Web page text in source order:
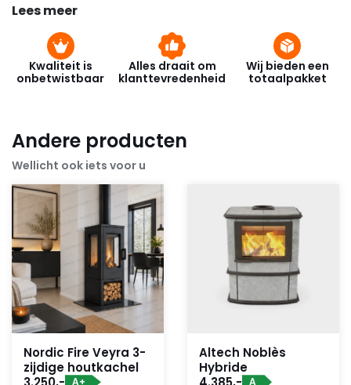
Lees meer
Kwaliteit is
onbetwistbaar
Alles draait om
klanttevredenheid
Wij bieden een
totaalpakket
Andere producten
Wellicht ook iets voor u
Nordic Fire Veyra 3-
zijdige houtkachel
A+
Altech Noblès
Hybride
A